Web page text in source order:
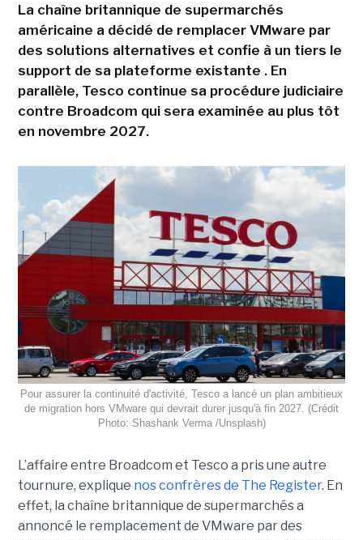
La chaîne britannique de supermarchés
américaine a décidé de remplacer VMware par
des solutions alternatives et confie à un tiers le
support de sa plateforme existante . En
parallèle, Tesco continue sa procédure judiciaire
contre Broadcom qui sera examinée au plus tôt
en novembre 2027.
Pour assurer la continuité d'activité, Tesco a lancé un plan ambitieux
de migration hors VMware qui devrait durer jusqu'à fin 2027. (Crédit
Photo: Shashank Verma /Unsplash)
L’affaire entre Broadcom et Tesco a pris une autre
tournure, explique nos confrères de The Register. En
effet, la chaîne britannique de supermarchés a
annoncé le remplacement de VMware par des